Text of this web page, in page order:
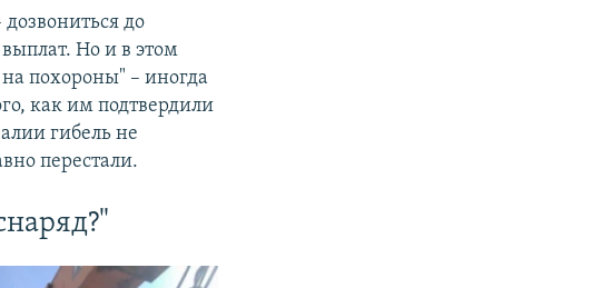
до
Но и в этом
на похороны" – иногда
как им подтвердили
гибель не
перестали.